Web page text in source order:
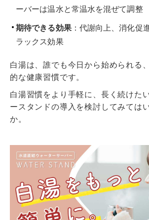
ーバーは温水と常温水を混ぜて調整
期待できる効果：代謝向上、消化促
ラックス効果
白湯は、誰でも今日から始められる
的な健康習慣です。
白湯習慣をより手軽に、長く続けた
ースタンドの導入を検討してみては
か。